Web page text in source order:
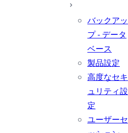
バックアッ
プ - データ
ベース
製品設定
高度なセキ
ュリティ設
定
ユーザーセ